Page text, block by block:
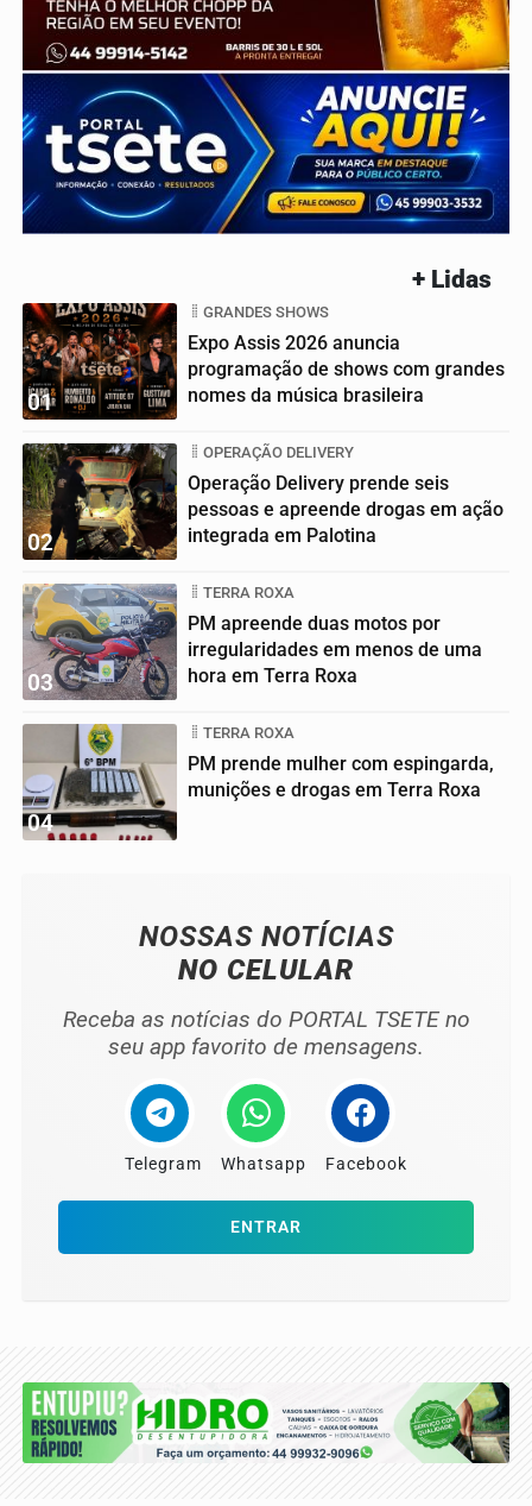
+ Lidas
01
GRANDES SHOWS
Expo Assis 2026 anuncia
programação de shows com grandes
nomes da música brasileira
02
OPERAÇÃO DELIVERY
Operação Delivery prende seis
pessoas e apreende drogas em ação
integrada em Palotina
03
TERRA ROXA
PM apreende duas motos por
irregularidades em menos de uma
hora em Terra Roxa
04
TERRA ROXA
PM prende mulher com espingarda,
munições e drogas em Terra Roxa
NOSSAS NOTÍCIAS
NO CELULAR
Receba as notícias do PORTAL TSETE no
seu app favorito de mensagens.
Telegram Whatsapp Facebook
ENTRAR